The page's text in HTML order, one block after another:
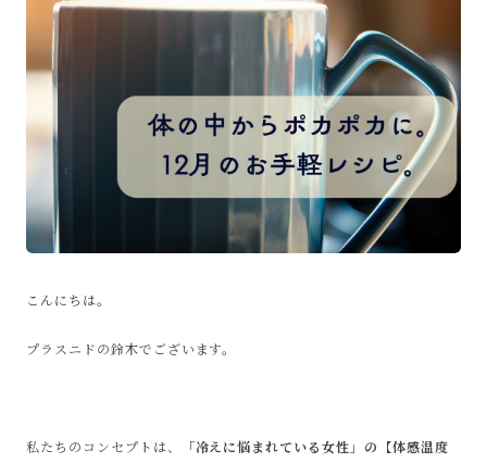
こんにちは。
プラスニドの鈴木でございます。
私たちのコンセプトは、
「冷えに悩まれている女性」の【体感温度